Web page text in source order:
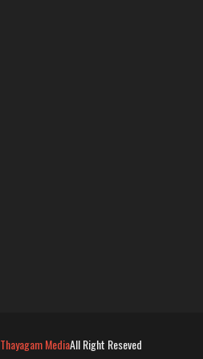
Thayagam MediaAll Right Reseved